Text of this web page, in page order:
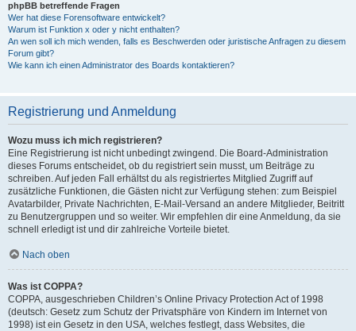
phpBB betreffende Fragen
Wer hat diese Forensoftware entwickelt?
Warum ist Funktion x oder y nicht enthalten?
An wen soll ich mich wenden, falls es Beschwerden oder juristische Anfragen zu diesem
Forum gibt?
Wie kann ich einen Administrator des Boards kontaktieren?
Registrierung und Anmeldung
Wozu muss ich mich registrieren?
Eine Registrierung ist nicht unbedingt zwingend. Die Board-Administration
dieses Forums entscheidet, ob du registriert sein musst, um Beiträge zu
schreiben. Auf jeden Fall erhältst du als registriertes Mitglied Zugriff auf
zusätzliche Funktionen, die Gästen nicht zur Verfügung stehen: zum Beispiel
Avatarbilder, Private Nachrichten, E-Mail-Versand an andere Mitglieder, Beitritt
zu Benutzergruppen und so weiter. Wir empfehlen dir eine Anmeldung, da sie
schnell erledigt ist und dir zahlreiche Vorteile bietet.
Nach oben
Was ist COPPA?
COPPA, ausgeschrieben Children’s Online Privacy Protection Act of 1998
(deutsch: Gesetz zum Schutz der Privatsphäre von Kindern im Internet von
1998) ist ein Gesetz in den USA, welches festlegt, dass Websites, die